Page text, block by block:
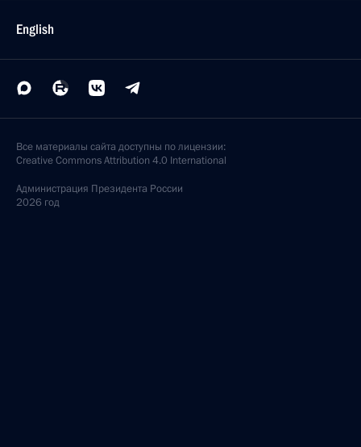
English
Все материалы сайта доступны по лицензии:
Creative Commons Attribution 4.0 International
Администрация Президента России
2026 год